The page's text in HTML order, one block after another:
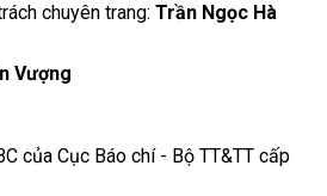
chuyên trang: Trần Ngọc Hà
Vượng
của Cục Báo chí - Bộ TT&TT cấp